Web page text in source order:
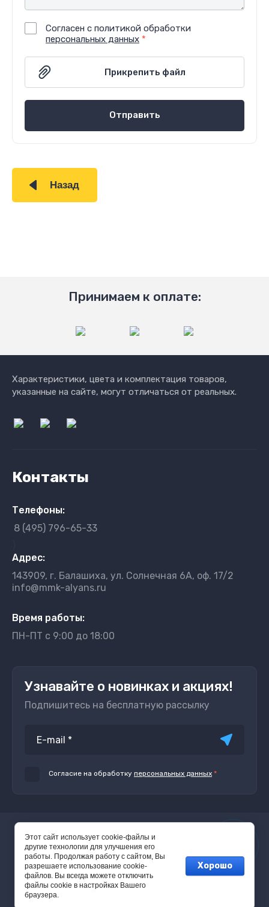
Согласен с политикой обработки
персональных данных *
Отправить
Назад
Принимаем к оплате:
Характеристики, цвета и комплектация товаров,
указанные на сайте, могут отличаться от реальных.
Контакты
Телефоны:
8 (495) 796-65-33
Адрес:
143909, г. Балашиха, ул. Солнечная 6А, оф. 17/2
info@mmk-alyans.ru
Время работы:
ПН-ПТ с 9:00 до 18:00
Узнавайте о новинках и акциях!
Подпишитесь на бесплатную рассылку
Согласие на обработку персональных данных *
© 2016 - 2026
Этот сайт использует cookie-файлы и
другие технологии для улучшения его
работы. Продолжая работу с сайтом, Вы
разрешаете использование cookie-
файлов. Вы всегда можете отключить
файлы cookie в настройках Вашего
браузера.
Хорошо